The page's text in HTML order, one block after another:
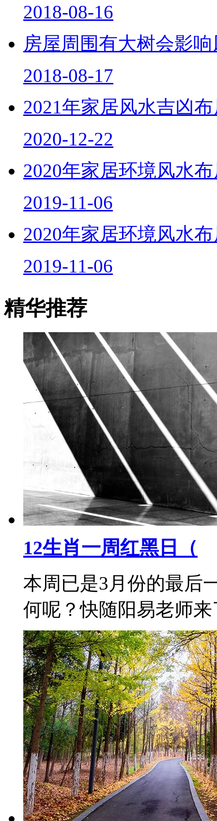
2018-08-16
房屋周围有大树会影
2018-08-17
2021年家居风水吉凶
2020-12-22
2020年家居环境风水
2019-11-06
2020年家居环境风水
2019-11-06
精华推荐
12生肖一周红黑日（
本周已是3月份的最后
何呢？快随阳易老师